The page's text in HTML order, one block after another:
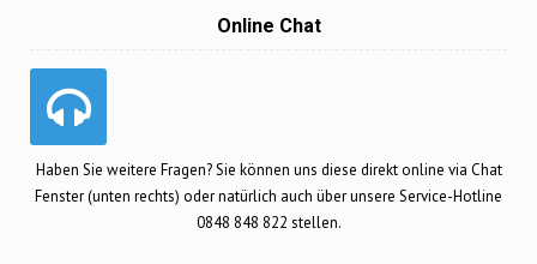
Online Chat
Haben Sie weitere Fragen? Sie können uns diese direkt online via Chat
Fenster (unten rechts) oder natürlich auch über unsere Service-Hotline
0848 848 822 stellen.